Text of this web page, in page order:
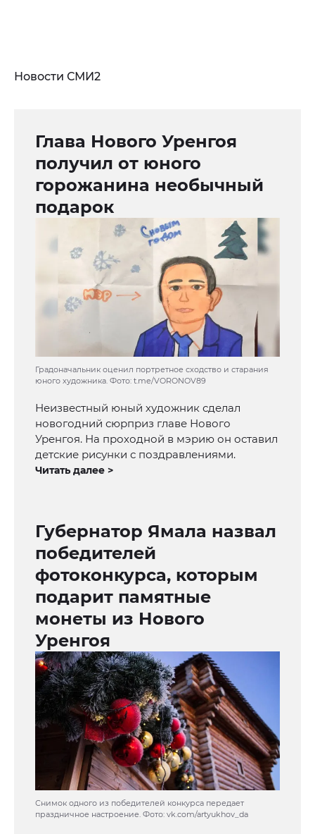
Новости СМИ2
Глава Нового Уренгоя
получил от юного
горожанина необычный
подарок
Градоначальник оценил портретное сходство и старания
юного художника. Фото: t.me/VORONOV89
Неизвестный юный художник сделал
новогодний сюрприз главе Нового
Уренгоя. На проходной в мэрию он оставил
детские рисунки с поздравлениями.
Читать далее >
Губернатор Ямала назвал
победителей
фотоконкурса, которым
подарит памятные
монеты из Нового
Уренгоя
Снимок одного из победителей конкурса передает
праздничное настроение. Фото: vk.com/artyukhov_da